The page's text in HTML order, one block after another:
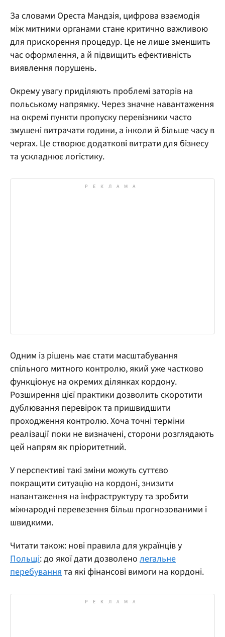
За словами Ореста Мандзія, цифрова взаємодія
між митними органами стане критично важливою
для прискорення процедур. Це не лише зменшить
час оформлення, а й підвищить ефективність
виявлення порушень.
Окрему увагу приділяють проблемі заторів на
польському напрямку. Через значне навантаження
на окремі пункти пропуску перевізники часто
змушені витрачати години, а інколи й більше часу в
чергах. Це створює додаткові витрати для бізнесу
та ускладнює логістику.
Одним із рішень має стати масштабування
спільного митного контролю, який уже частково
функціонує на окремих ділянках кордону.
Розширення цієї практики дозволить скоротити
дублювання перевірок та пришвидшити
проходження контролю. Хоча точні терміни
реалізації поки не визначені, сторони розглядають
цей напрям як пріоритетний.
У перспективі такі зміни можуть суттєво
покращити ситуацію на кордоні, знизити
навантаження на інфраструктуру та зробити
міжнародні перевезення більш прогнозованими і
швидкими.
Читати також: нові правила для українців у
Польщі: до якої дати дозволено легальне
перебуваннята які фінансові вимоги на кордоні.